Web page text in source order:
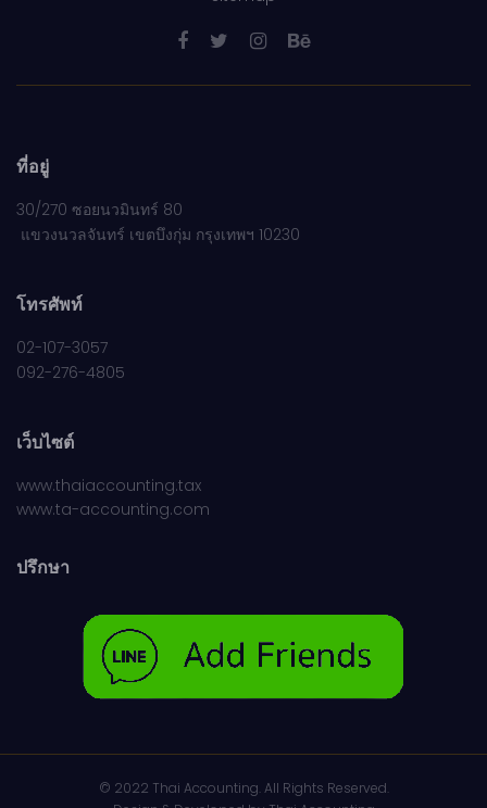
ที่อยู่
30/270 ซอยนวมินทร์ 80
แขวงนวลจันทร์ เขตบึงกุ่ม กรุงเทพฯ 10230
โทรศัพท์
02-107-3057
092-276-4805
เว็บไซต์
www.thaiaccounting.tax
www.ta-accounting.com
ปรึกษา
© 2022 Thai Accounting. All Rights Reserved.